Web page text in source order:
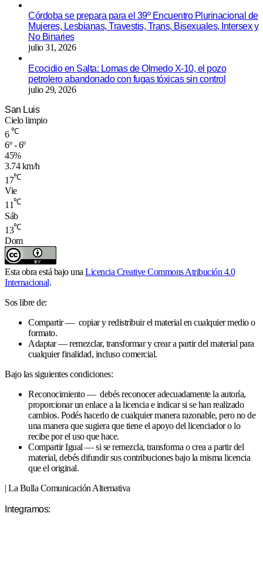
Córdoba se prepara para el 39º Encuentro Plurinacional de
Mujeres, Lesbianas, Travestis, Trans, Bisexuales, Intersex y
No Binaries
julio 31, 2026
Ecocidio en Salta: Lomas de Olmedo X-10, el pozo
petrolero abandonado con fugas tóxicas sin control
julio 29, 2026
San Luis
Cielo limpio
6 ℃
6º - 6º
45%
3.74 km/h
17℃
Vie
11℃
Sáb
13℃
Dom
Esta obra está bajo una Licencia Creative Commons Atribución 4.0
Internacional.
Sos libre de:
Compartir — copiar y redistribuir el material en cualquier medio o
formato.
Adaptar — remezclar, transformar y crear a partir del material para
cualquier finalidad, incluso comercial.
Bajo las siguientes condiciones:
Reconocimiento — debés reconocer adecuadamente la autoría,
proporcionar un enlace a la licencia e indicar si se han realizado
cambios. Podés hacerlo de cualquier manera razonable, pero no de
una manera que sugiera que tiene el apoyo del licenciador o lo
recibe por el uso que hace.
Compartir Igual — si se remezcla, transforma o crea a partir del
material, debés difundir sus contribuciones bajo la misma licencia
que el original.
| La Bulla Comunicación Alternativa
Integramos: